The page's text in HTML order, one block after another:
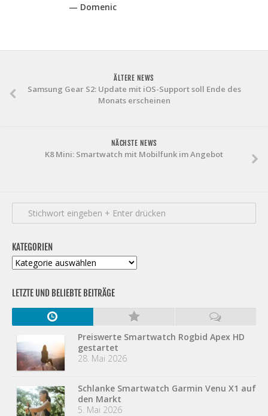
— Domenic
ÄLTERE NEWS
Samsung Gear S2: Update mit iOS-Support soll Ende des
Monats erscheinen
NÄCHSTE NEWS
K8 Mini: Smartwatch mit Mobilfunk im Angebot
KATEGORIEN
Kategorien
LETZTE UND BELIEBTE BEITRÄGE
Preiswerte Smartwatch Rogbid Apex HD
gestartet
28. Mai 2026
Schlanke Smartwatch Garmin Venu X1 auf
den Markt
5. Mai 2026